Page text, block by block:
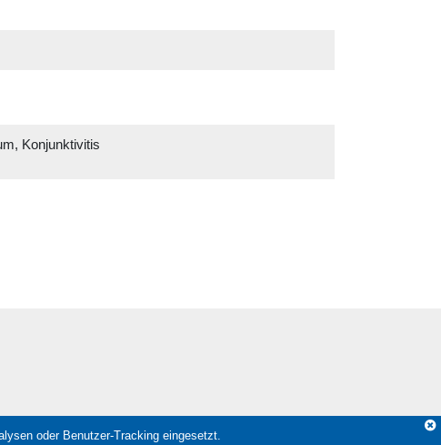
Konjunktivitis
oder Benutzer-Tracking eingesetzt.